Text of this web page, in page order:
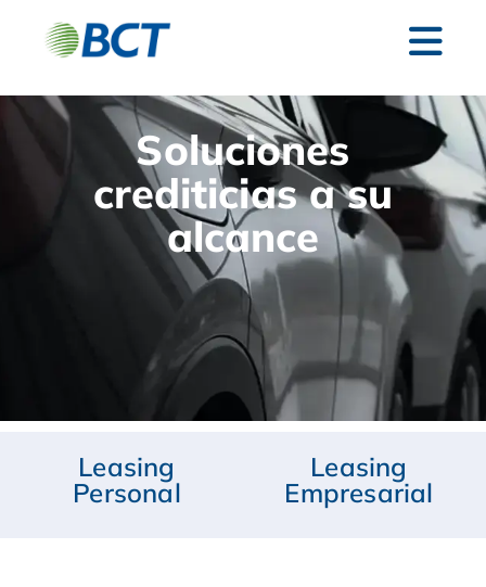
Soluciones
crediticias a su
alcance
Leasing
Personal
Leasing
Empresarial